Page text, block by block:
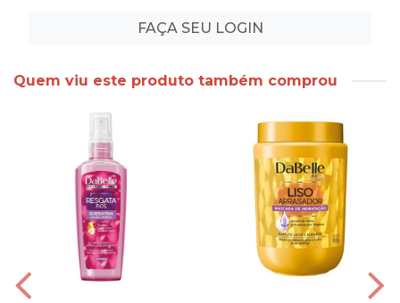
FAÇA SEU LOGIN
Quem viu este produto também comprou